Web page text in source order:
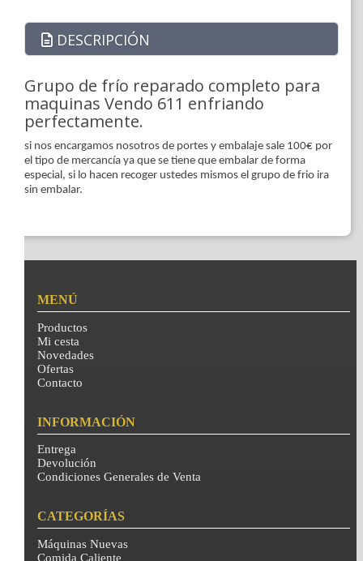
DESCRIPCIÓN
Grupo de frío reparado completo para
maquinas Vendo 611 enfriando
perfectamente.
si nos encargamos nosotros de portes y embalaje sale 100€ por
el tipo de mercancía ya que se tiene que embalar de forma
especial, si lo hacen recoger ustedes mismos el grupo de frio ira
sin embalar.
MENÚ
Productos
Mi cesta
Novedades
Ofertas
Contacto
INFORMACIÓN
Entrega
Devolución
Condiciones Generales de Venta
CATEGORÍAS
Máquinas Nuevas
Comida Caliente